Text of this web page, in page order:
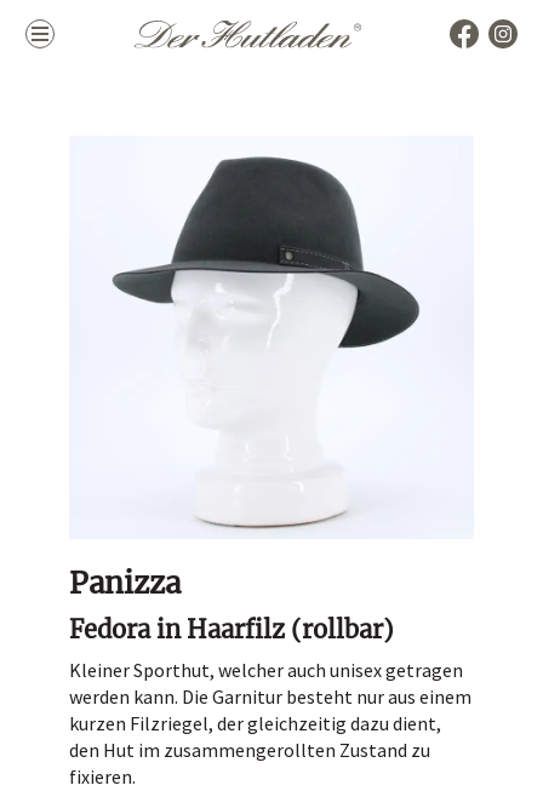
Herrenhüte
Marken
alle Marken
Top Marken
La Mouche
Winter
Hutladen
Portrait
Service
Termin buchen
Kontakt
Panizza
Fedora in Haarfilz (rollbar)
Kleiner Sporthut, welcher auch unisex getragen
werden kann. Die Garnitur besteht nur aus einem
kurzen Filzriegel, der gleichzeitig dazu dient,
den Hut im zusammengerollten Zustand zu
fixieren.